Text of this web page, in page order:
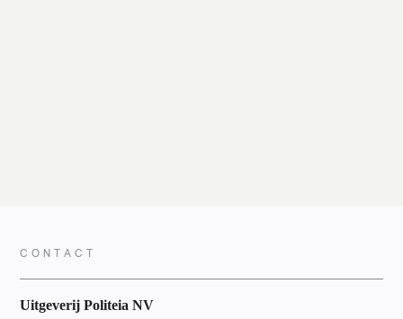
CONTACT
Uitgeverij Politeia NV